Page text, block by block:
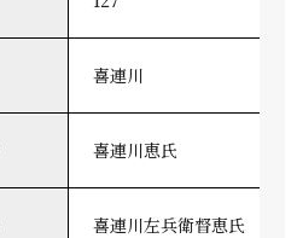
喜連川
喜連川恵氏
喜連川左兵衛督恵氏